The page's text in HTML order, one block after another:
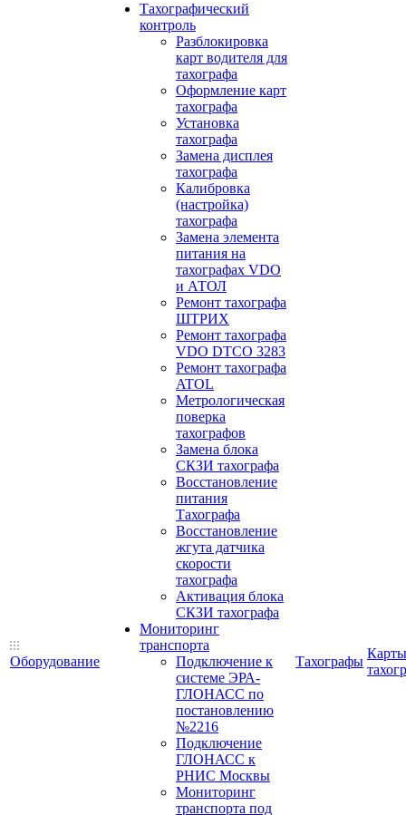
Оборудование
Тахографический
контроль
Разблокировка
карт водителя для
тахографа
Оформление карт
тахографа
Установка
тахографа
Замена дисплея
тахографа
Калибровка
(настройка)
тахографа
Замена элемента
питания на
тахографах VDO
и АТОЛ
Ремонт тахографа
ШТРИХ
Ремонт тахографа
VDO DTCO 3283
Ремонт тахографа
ATOL
Метрологическая
поверка
тахографов
Замена блока
СКЗИ тахографа
Восстановление
питания
Тахографа
Восстановление
жгута датчика
скорости
тахографа
Активация блока
СКЗИ тахографа
Мониторинг
транспорта
Подключение к
системе ЭРА-
ГЛОНАСС по
постановлению
№2216
Подключение
ГЛОНАСС к
РНИС Москвы
Мониторинг
транспорта под
Тахографы
Карты